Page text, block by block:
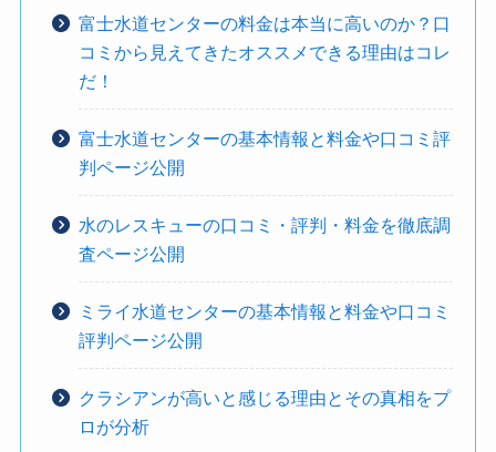
富士水道センターの料金は本当に高いのか？口
コミから見えてきたオススメできる理由はコレ
だ！
富士水道センターの基本情報と料金や口コミ評
判ページ公開
水のレスキューの口コミ・評判・料金を徹底調
査ページ公開
ミライ水道センターの基本情報と料金や口コミ
評判ページ公開
クラシアンが高いと感じる理由とその真相をプ
ロが分析